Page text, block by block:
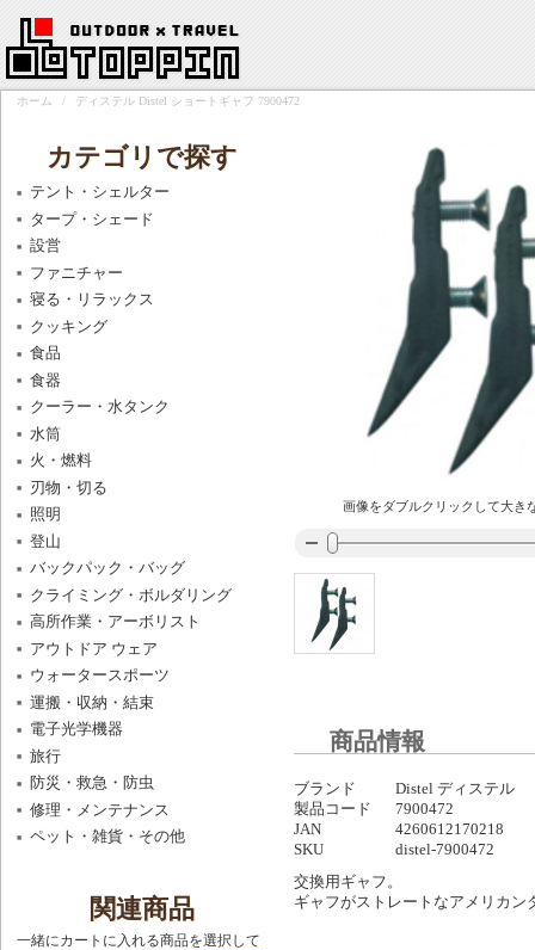
ホーム / ディステル Distel ショートギャフ 7900472
画像をダブルクリックして大き
商品情報
ブランド
Distel ディステル
製品コード
7900472
JAN
4260612170218
SKU
distel-7900472
交換用ギャフ。
ギャフがストレートなアメリカン
カテゴリで探す
テント・シェルター
タープ・シェード
設営
ファニチャー
寝る・リラックス
クッキング
食品
食器
クーラー・水タンク
水筒
火・燃料
刃物・切る
照明
登山
バックパック・バッグ
クライミング・ボルダリング
高所作業・アーボリスト
アウトドア ウェア
ウォータースポーツ
運搬・収納・結束
電子光学機器
旅行
防災・救急・防虫
修理・メンテナンス
ペット・雑貨・その他
関連商品
一緒にカートに入れる商品を選択して